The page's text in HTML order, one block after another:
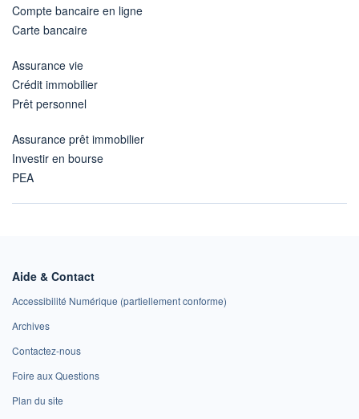
Compte bancaire en ligne
Carte bancaire
Assurance vie
Crédit immobilier
Prêt personnel
Assurance prêt immobilier
Investir en bourse
PEA
Aide & Contact
Accessibilité Numérique (partiellement conforme)
Archives
Contactez-nous
Foire aux Questions
Plan du site